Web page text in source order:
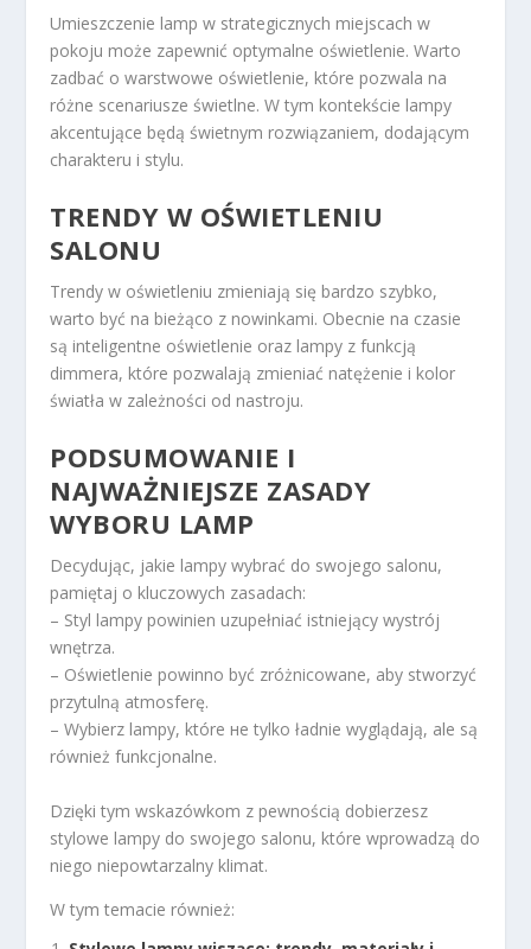
Umieszczenie lamp w strategicznych miejscach w
pokoju może zapewnić optymalne oświetlenie. Warto
zadbać o warstwowe oświetlenie, które pozwala na
różne scenariusze świetlne. W tym kontekście lampy
akcentujące będą świetnym rozwiązaniem, dodającym
charakteru i stylu.
TRENDY W OŚWIETLENIU
SALONU
Trendy w oświetleniu zmieniają się bardzo szybko,
warto być na bieżąco z nowinkami. Obecnie na czasie
są inteligentne oświetlenie oraz lampy z funkcją
dimmera, które pozwalają zmieniać natężenie i kolor
światła w zależności od nastroju.
PODSUMOWANIE I
NAJWAŻNIEJSZE ZASADY
WYBORU LAMP
Decydując, jakie lampy wybrać do swojego salonu,
pamiętaj o kluczowych zasadach:
– Styl lampy powinien uzupełniać istniejący wystrój
wnętrza.
– Oświetlenie powinno być zróżnicowane, aby stworzyć
przytulną atmosferę.
– Wybierz lampy, które не tylko ładnie wyglądają, ale są
również funkcjonalne.
Dzięki tym wskazówkom z pewnością dobierzesz
stylowe lampy do swojego salonu, które wprowadzą do
niego niepowtarzalny klimat.
W tym temacie również: